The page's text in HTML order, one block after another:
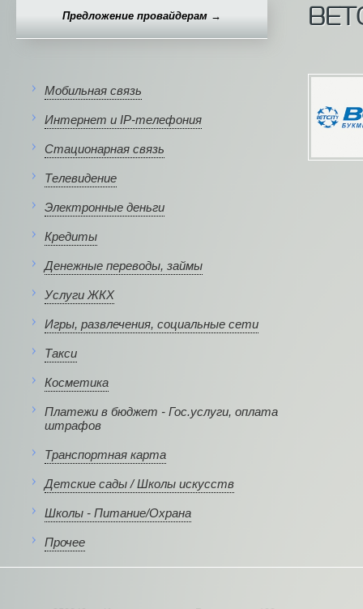
Предложение провайдерам →
Мобильная связь
Интернет и IP-телефония
Стационарная связь
Телевидение
Электронные деньги
Кредиты
Денежные переводы, займы
Услуги ЖКХ
Игры, развлечения, социальные сети
Такси
Косметика
Платежи в бюджет - Гос.услуги, оплата
штрафов
Транспортная карта
Детские сады / Школы искусств
Школы - Питание/Охрана
Прочее